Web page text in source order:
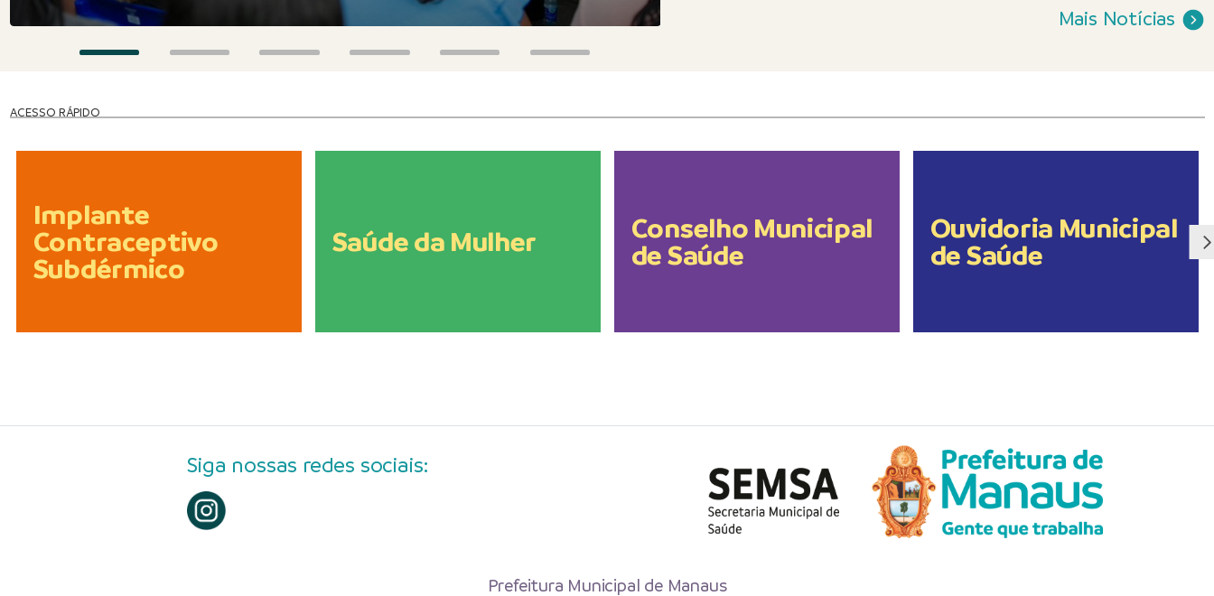
Mais Notícias
ACESSO RÁPIDO
Implante
Contraceptivo
Subdérmico
Saúde da Mulher Conselho Municipal
de Saúde
Ouvidoria Municipal
de Saúde
Siga nossas redes sociais:
Prefeitura Municipal de Manaus